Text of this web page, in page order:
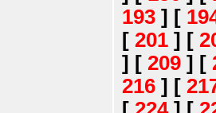
193 ] [
[ 201 ] [
] [ 209 ] [
216 ] [